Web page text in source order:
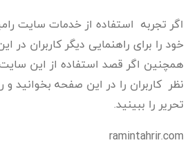
اگر تجربه استفاده از خدمات سایت
خود را برای راهنمایی دیگر کاربران در
همچنین اگر قصد استفاده از این سایت
نظر کاربران را در این صفحه بخوانید و
تحریر را ببینید.
ramintahrir.com